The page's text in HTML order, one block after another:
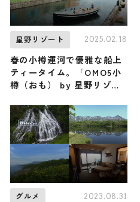
星野リゾート 2025.02.18
春の小樽運河で優雅な船上
ティータイム。「OMO5小
樽（おも） by 星野リゾー
ーンティークルージング」
グルメ 2023.08.31